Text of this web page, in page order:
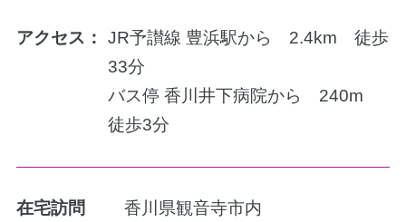
アクセス：
JR予讃線 豊浜駅から 2.4km 徒歩
33分
バス停 香川井下病院から 240m
徒歩3分
在宅訪問
香川県観音寺市内